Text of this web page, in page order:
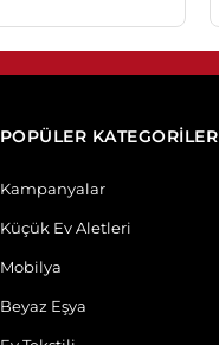
POPÜLER KATEGORİLER
Kampanyalar
Küçük Ev Aletleri
Mobilya
Beyaz Eşya